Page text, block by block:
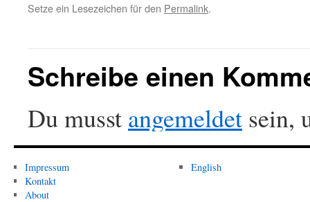
Setze ein Lesezeichen für den Permalink.
Schreibe einen
Du musst angemeldet sein,
Impressum
Kontakt
About
English